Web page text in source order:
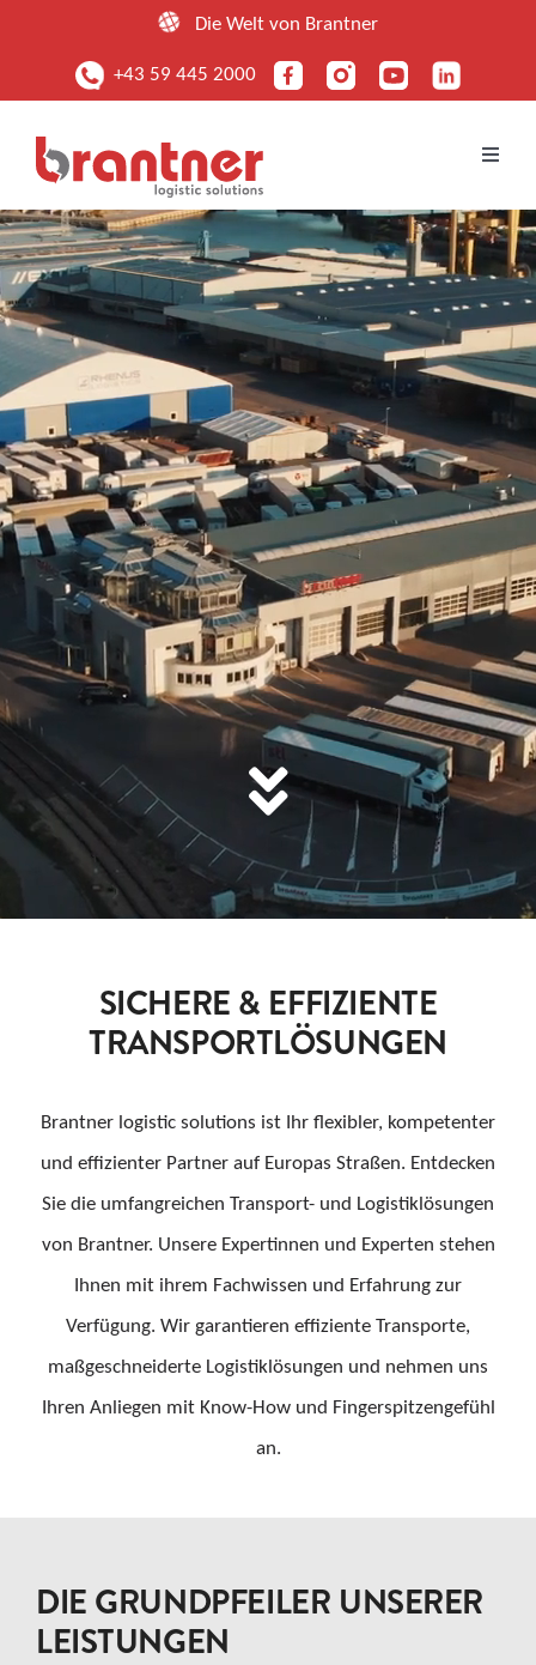
springen
Die Welt von Brantner
+43 59 445 2000
Toggle
UNTERNEHMEN
LEISTUNGEN
FUHRPARK
STANDORTE
KARRIERE
KONTAKT
Suche
SICHERE & EFFIZIENTE
TRANSPORTLÖSUNGEN
Brantner logistic solutions ist Ihr flexibler, kompetenter
und effizienter Partner auf Europas Straßen. Entdecken
Sie die umfangreichen Transport- und Logistiklösungen
von Brantner. Unsere Expertinnen und Experten stehen
Ihnen mit ihrem Fachwissen und Erfahrung zur
Verfügung. Wir garantieren effiziente Transporte,
maßgeschneiderte Logistiklösungen und nehmen uns
Ihren Anliegen mit Know-How und Fingerspitzengefühl
an.
DIE GRUNDPFEILER UNSERER
LEISTUNGEN